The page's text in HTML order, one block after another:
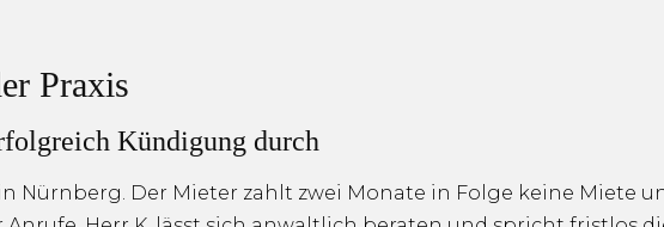
Praxis
Kündigung durch
Nürnberg. Der Mieter zahlt zwei Monate in Folge keine Miete